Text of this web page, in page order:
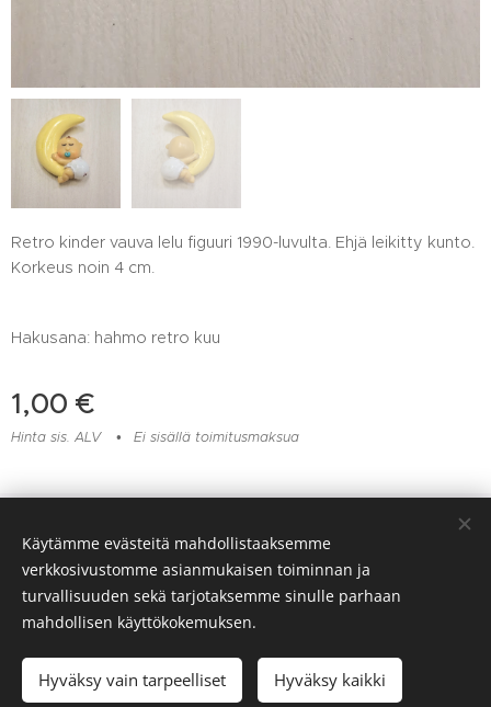
Retro kinder vauva lelu figuuri 1990-luvulta. Ehjä leikitty kunto.
Korkeus noin 4 cm.
Hakusana: hahmo retro kuu
1,00 €
Hinta sis. ALV Ei sisällä toimitusmaksua
Lisää ostoskoriin
Lelu- ja muovikorjaamo Huomentamuovi, Viitaankulmantie 373,
Ylöjärvi, 045 217 6604
Evästeet
Käytämme evästeitä mahdollistaaksemme
verkkosivustomme asianmukaisen toiminnan ja
turvallisuuden sekä tarjotaksemme sinulle parhaan
mahdollisen käyttökokemuksen.
Hyväksy vain tarpeelliset Hyväksy kaikki